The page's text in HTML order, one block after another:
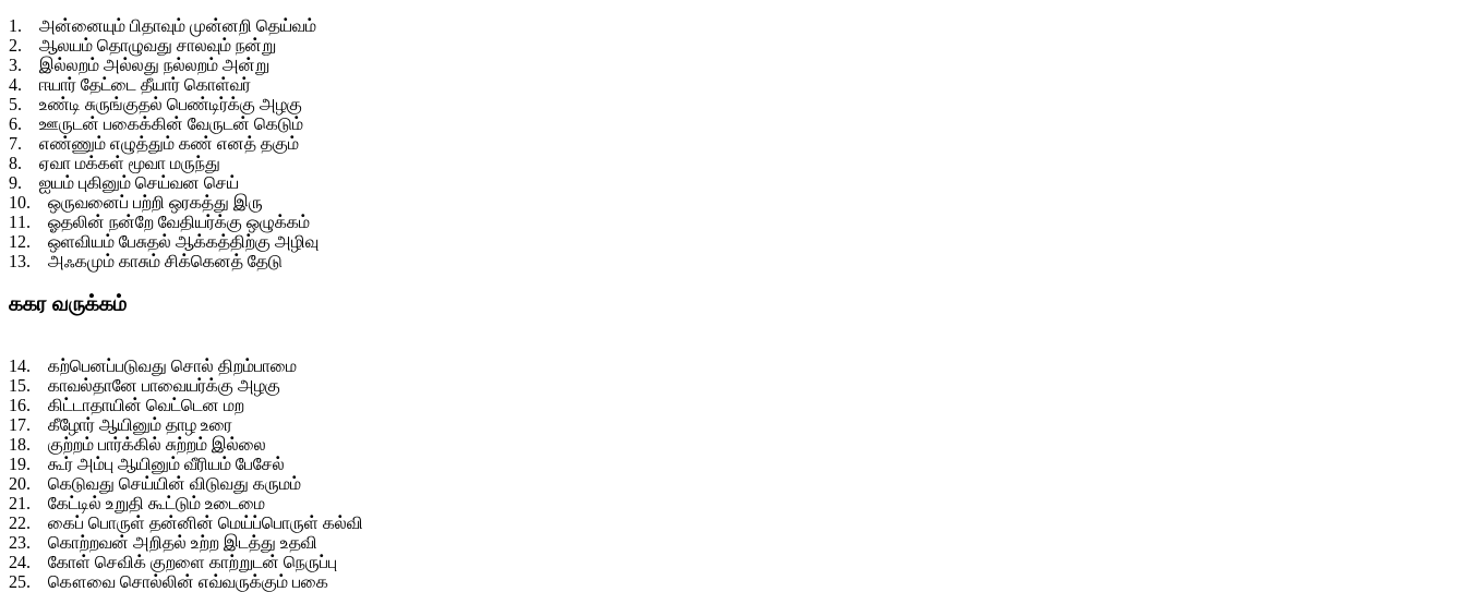
1. அன்னையும் பிதாவும் முன்னறி தெய்வம்
2. ஆலயம் தொழுவது சாலவும் நன்று
3. இல்லறம் அல்லது நல்லறம் அன்று
4. ஈயார் தேட்டை தீயார் கொள்வர்
5. உண்டி சுருங்குதல் பெண்டிர்க்கு அழகு
6. ஊருடன் பகைக்கின் வேருடன் கெடும்
7. எண்ணும் எழுத்தும் கண் எனத் தகும்
8. ஏவா மக்கள் மூவா மருந்து
9. ஐயம் புகினும் செய்வன செய்
10. ஒருவனைப் பற்றி ஒரகத்து இரு
11. ஓதலின் நன்றே வேதியர்க்கு ஒழுக்கம்
12. ஒளவியம் பேசுதல் ஆக்கத்திற்கு அழிவு
13. அஃகமும் காசும் சிக்கெனத் தேடு
ககர வருக்கம்
14. கற்பெனப்படுவது சொல் திறம்பாமை
15. காவல்தானே பாவையர்க்கு அழகு
16. கிட்டாதாயின் வெட்டென மற
17. கீழோர் ஆயினும் தாழ உரை
18. குற்றம் பார்க்கில் சுற்றம் இல்லை
19. கூர் அம்பு ஆயினும் வீரியம் பேசேல்
20. கெடுவது செய்யின் விடுவது கருமம்
21. கேட்டில் உறுதி கூட்டும் உடைமை
22. கைப் பொருள் தன்னின் மெய்ப்பொருள் கல்வி
23. கொற்றவன் அறிதல் உற்ற இடத்து உதவி
24. கோள் செவிக் குறளை காற்றுடன் நெருப்பு
25. கௌவை சொல்லின் எவ்வருக்கும் பகை